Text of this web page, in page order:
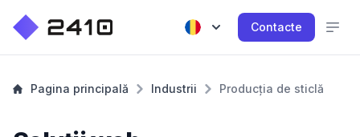
Contacte
Pagina principală Industrii Producția de sticlă